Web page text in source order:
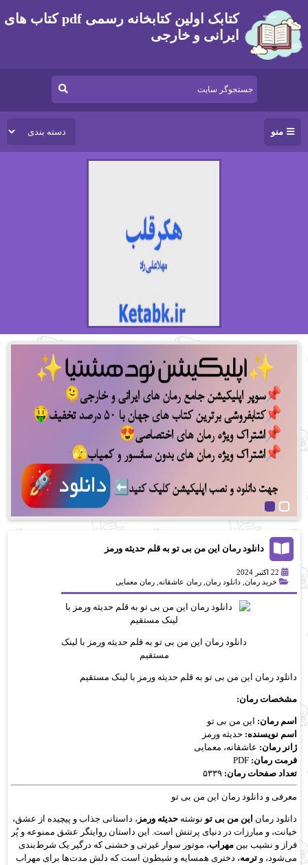
کتابک اولین کتابخانه رسمی pdf کتاب های
ایرانی و خارجی
منو
دانلود رمان این من بی تو به قلم حدیثه ورمز
22 اکتبر 2024
خرید رمان, دانلود رمان, رمان عاشقانه, رمان معمایی
دانلود رمان این من بی تو به قلم حدیثه ورمز با لینک
مستقیم
دانلود رمان این من بی تو به قلم حدیثه ورمز با لینک مستقیم
مشخصات رمان:
اسم رمان: این من بی تو
اسم نویسنده: حدیثه ورمز
ژانر رمان: عاشقانه، معمایی
فرمت رمان:
تعداد صفحات رمان:
معرفی و دانلود رمان این من بی تو
دانلود رمان این من بی تو نوشته حدیثه ورمز ، داستانی جذاب و پیچیده از عشق،
خیانت، و مبارزات در دنیای پرتنش است. این داستان روایتگر عشق ممنوعه و پُر
فراز و نشیب بین مهراب، موتور سوار غیرتی و خشنی که درگیر یک شرط‌بندی
می‌شود، و ترمه، دختری همسایه و شیطون است که دلش مدت‌ها برای مهراب